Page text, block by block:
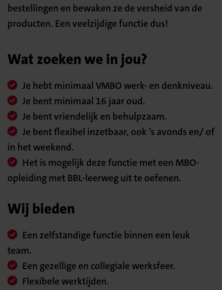
bestellingen en bewaken ze de versheid van de
producten. Een veelzijdige functie dus!
Wat zoeken we in jou?
Je hebt minimaal VMBO werk- en denkniveau.
Je bent minimaal 16 jaar oud.
Je bent vriendelijk en behulpzaam.
Je bent flexibel inzetbaar, ook ’s avonds en/ of
in het weekend.
Het is mogelijk deze functie met een MBO-
opleiding met BBL-leerweg uit te oefenen.
Wij bieden
Een zelfstandige functie binnen een leuk
team.
Een gezellige en collegiale werksfeer.
Flexibele werktijden.